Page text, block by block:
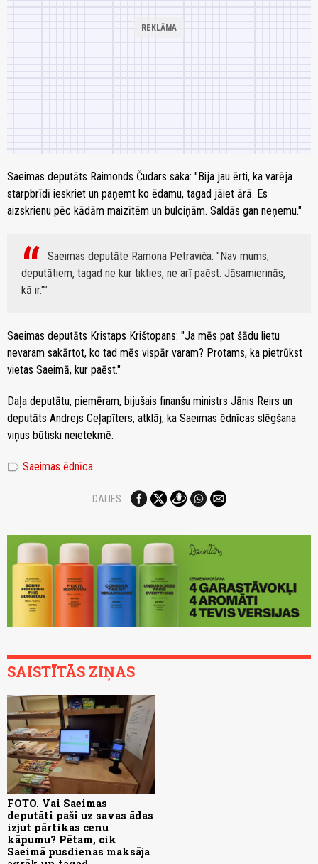
Saeimas deputāts Raimonds Čudars saka: "Bija jau ērti, ka varēja
starpbrīdī ieskriet un paņemt ko ēdamu, tagad jāiet ārā. Es
aizskrienu pēc kādām maizītēm un bulciņām. Saldās gan neņemu."
Saeimas deputāte Ramona Petraviča: "Nav mums,
deputātiem, tagad ne kur tikties, ne arī paēst. Jāsamierinās,
kā ir."
Saeimas deputāts Kristaps Krištopans: "Ja mēs pat šādu lietu
nevaram sakārtot, ko tad mēs vispār varam? Protams, ka pietrūkst
vietas Saeimā, kur paēst."
Daļa deputātu, piemēram, bijušais finanšu ministrs Jānis Reirs un
deputāts Andrejs Ceļapīters, atklāj, ka Saeimas ēdnīcas slēgšana
viņus būtiski neietekmē.
label Saeimas ēdnīca
DALIES:
SAISTĪTĀS ZIŅAS
FOTO. Vai Saeimas
deputāti paši uz savas ādas
izjut pārtikas cenu
kāpumu? Pētam, cik
Saeimā pusdienas maksāja